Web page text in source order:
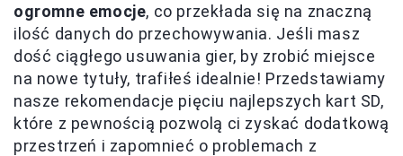
ogromne emocje, co przekłada się na znaczną
ilość danych do przechowywania. Jeśli masz
dość ciągłego usuwania gier, by zrobić miejsce
na nowe tytuły, trafiłeś idealnie! Przedstawiamy
nasze rekomendacje pięciu najlepszych kart SD,
które z pewnością pozwolą ci zyskać dodatkową
przestrzeń i zapomnieć o problemach z